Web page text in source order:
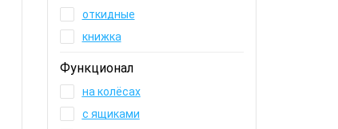
откидные
книжка
Функционал
на колёсах
с ящиками